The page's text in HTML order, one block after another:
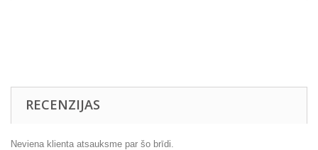
RECENZIJAS
Neviena klienta atsauksme par šo brīdi.